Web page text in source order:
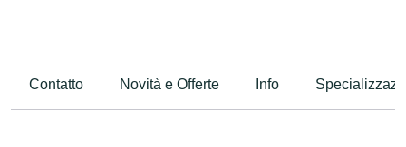
Contatto Novità e Offerte Info